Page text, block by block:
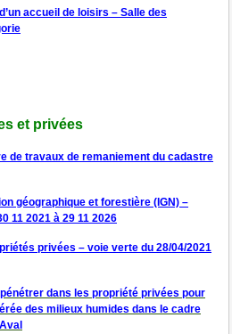
accueil de loisirs – Salle des
et privées
de travaux de remaniement du cadastre
géographique et forestière (IGN) –
11 2021 à 29 11 2026
privées – voie verte du 28/04/2021
dans les propriété privées pour
des milieux humides dans le cadre